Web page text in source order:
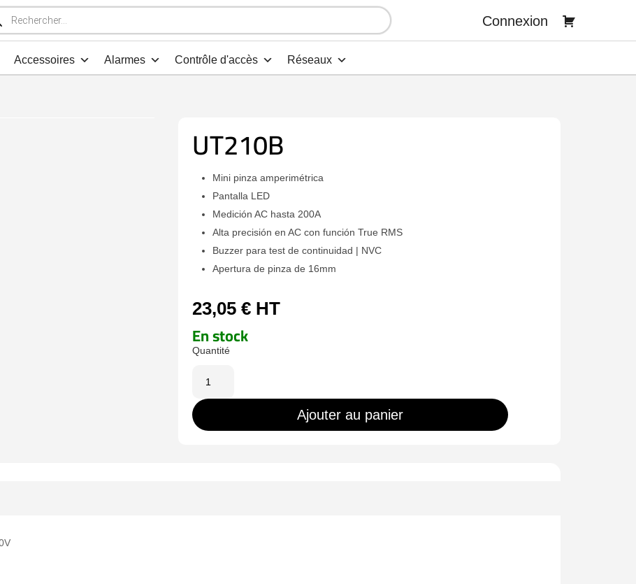
Connexion
Accessoires Alarmes Contrôle d'accès Réseaux
UT210B
Mini pinza amperimétrica
Pantalla LED
Medición AC hasta 200A
Alta precisión en AC con función True RMS
Buzzer para test de continuidad | NVC
Apertura de pinza de 16mm
23,05 € HT
En stock
UT210B
Ajouter au panier